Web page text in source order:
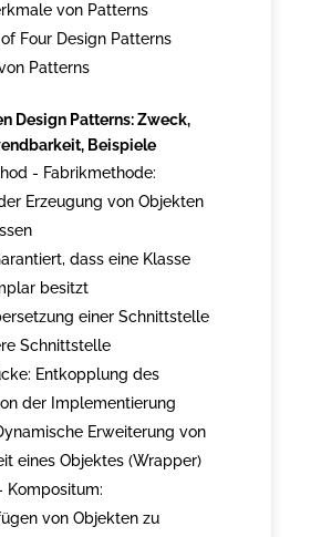
von Patterns
Four Design Patterns
Patterns
Design Patterns: Zweck,
Beispiele
- Fabrikmethode:
Erzeugung von Objekten
dass eine Klasse
besitzt
einer Schnittstelle
Schnittstelle
Entkopplung des
der Implementierung
Erweiterung von
eines Objektes (Wrapper)
Kompositum:
von Objekten zu